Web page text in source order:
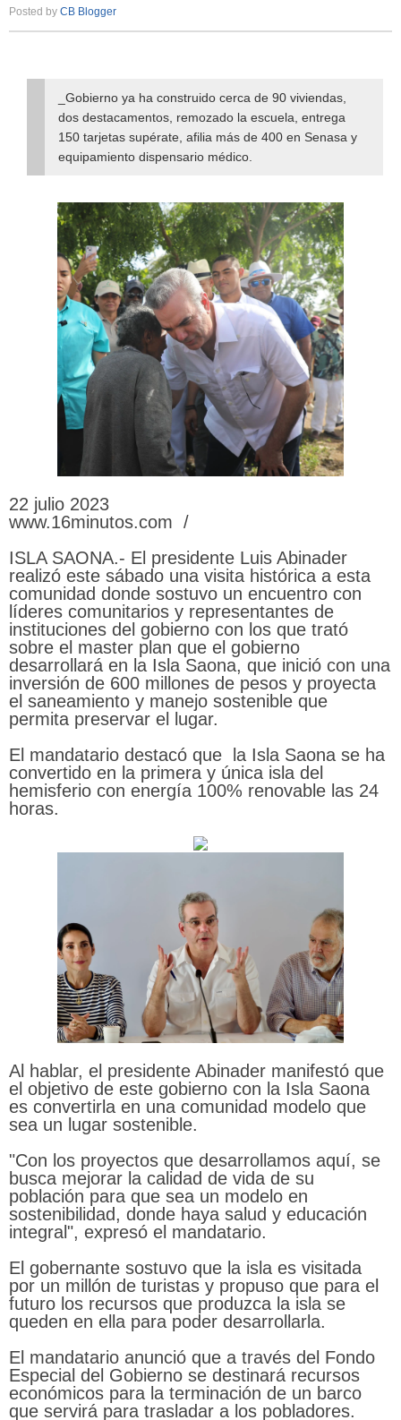
Posted by CB Blogger
_Gobierno ya ha construido cerca de 90 viviendas,
dos destacamentos, remozado la escuela, entrega
150 tarjetas supérate, afilia más de 400 en Senasa y
equipamiento dispensario médico.
22 julio 2023
www.16minutos.com /
ISLA SAONA.- El presidente Luis Abinader
realizó este sábado una visita histórica a esta
comunidad donde sostuvo un encuentro con
líderes comunitarios y representantes de
instituciones del gobierno con los que trató
sobre el master plan que el gobierno
desarrollará en la Isla Saona, que inició con una
inversión de 600 millones de pesos y proyecta
el saneamiento y manejo sostenible que
permita preservar el lugar.
El mandatario destacó que la Isla Saona se ha
convertido en la primera y única isla del
hemisferio con energía 100% renovable las 24
horas.
Al hablar, el presidente Abinader manifestó que
el objetivo de este gobierno con la Isla Saona
es convertirla en una comunidad modelo que
sea un lugar sostenible.
"Con los proyectos que desarrollamos aquí, se
busca mejorar la calidad de vida de su
población para que sea un modelo en
sostenibilidad, donde haya salud y educación
integral", expresó el mandatario.
El gobernante sostuvo que la isla es visitada
por un millón de turistas y propuso que para el
futuro los recursos que produzca la isla se
queden en ella para poder desarrollarla.
El mandatario anunció que a través del Fondo
Especial del Gobierno se destinará recursos
económicos para la terminación de un barco
que servirá para trasladar a los pobladores.